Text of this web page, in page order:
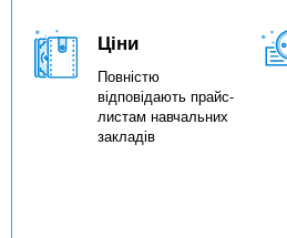
Ціни
Повністю
відповідають прайс-
листам навчальних
закладів